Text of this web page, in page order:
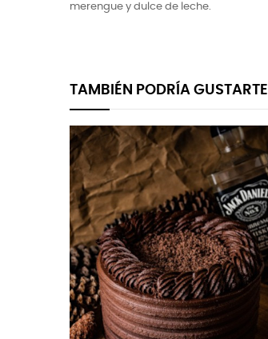
merengue y dulce de leche.
TAMBIÉN PODRÍA GUSTARTE